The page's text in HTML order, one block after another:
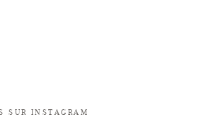
SUR INSTAGRAM